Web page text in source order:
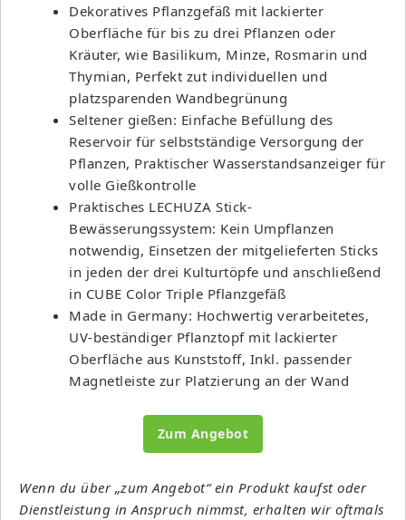
Dekoratives Pflanzgefäß mit lackierter
Oberfläche für bis zu drei Pflanzen oder
Kräuter, wie Basilikum, Minze, Rosmarin und
Thymian, Perfekt zut individuellen und
platzsparenden Wandbegrünung
Seltener gießen: Einfache Befüllung des
Reservoir für selbstständige Versorgung der
Pflanzen, Praktischer Wasserstandsanzeiger für
volle Gießkontrolle
Praktisches LECHUZA Stick-
Bewässerungssystem: Kein Umpflanzen
notwendig, Einsetzen der mitgelieferten Sticks
in jeden der drei Kulturtöpfe und anschließend
in CUBE Color Triple Pflanzgefäß
Made in Germany: Hochwertig verarbeitetes,
UV-beständiger Pflanztopf mit lackierter
Oberfläche aus Kunststoff, Inkl. passender
Magnetleiste zur Platzierung an der Wand
Zum Angebot
Wenn du über „zum Angebot“ ein Produkt kaufst oder
Dienstleistung in Anspruch nimmst, erhalten wir oftmals